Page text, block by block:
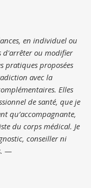
en individuel ou
d'arrêter ou modifier
pratiques proposées
avec la
Elles
de santé, que je
qu’accompagnante,
du corps médical. Je
conseiller ni
—